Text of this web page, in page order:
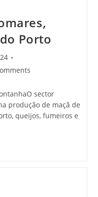
Porto
sector
produção de maçã de
queijos, fumeiros e